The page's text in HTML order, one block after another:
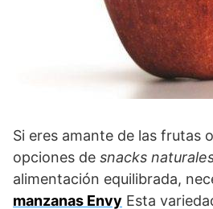
Si eres amante de las frutas
opciones de snacks
alimentación equilibrada,
manzanas Envy Esta